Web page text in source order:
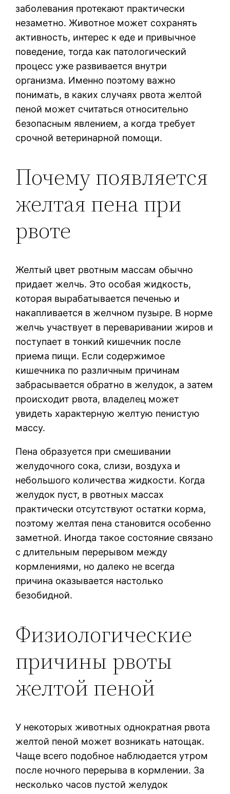
заболевания протекают практически
незаметно. Животное может сохранять
активность, интерес к еде и привычное
поведение, тогда как патологический
процесс уже развивается внутри
организма. Именно поэтому важно
понимать, в каких случаях рвота желтой
пеной может считаться относительно
безопасным явлением, а когда требует
срочной ветеринарной помощи.
Почему появляется
желтая пена при
рвоте
Желтый цвет рвотным массам обычно
придает желчь. Это особая жидкость,
которая вырабатывается печенью и
накапливается в желчном пузыре. В норме
желчь участвует в переваривании жиров и
поступает в тонкий кишечник после
приема пищи. Если содержимое
кишечника по различным причинам
забрасывается обратно в желудок, а затем
происходит рвота, владелец может
увидеть характерную желтую пенистую
массу.
Пена образуется при смешивании
желудочного сока, слизи, воздуха и
небольшого количества жидкости. Когда
желудок пуст, в рвотных массах
практически отсутствуют остатки корма,
поэтому желтая пена становится особенно
заметной. Иногда такое состояние связано
с длительным перерывом между
кормлениями, но далеко не всегда
причина оказывается настолько
безобидной.
Физиологические
причины рвоты
желтой пеной
У некоторых животных однократная рвота
желтой пеной может возникать натощак.
Чаще всего подобное наблюдается утром
после ночного перерыва в кормлении. За
несколько часов пустой желудок